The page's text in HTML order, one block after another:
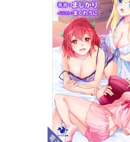
電子版